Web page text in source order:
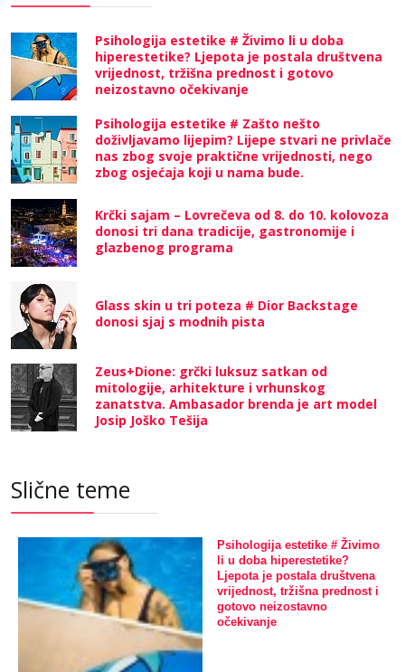
Psihologija estetike # Živimo li u doba
hiperestetike? Ljepota je postala društvena
vrijednost, tržišna prednost i gotovo
neizostavno očekivanje
Psihologija estetike # Zašto nešto
doživljavamo lijepim? Lijepe stvari ne privlače
nas zbog svoje praktične vrijednosti, nego
zbog osjećaja koji u nama bude.
Krčki sajam – Lovrečeva od 8. do 10. kolovoza
donosi tri dana tradicije, gastronomije i
glazbenog programa
Glass skin u tri poteza # Dior Backstage
donosi sjaj s modnih pista
Zeus+Dione: grčki luksuz satkan od
mitologije, arhitekture i vrhunskog
zanatstva. Ambasador brenda je art model
Josip Joško Tešija
Slične teme
Psihologija estetike # Živimo
li u doba hiperestetike?
Ljepota je postala društvena
vrijednost, tržišna prednost i
gotovo neizostavno
očekivanje